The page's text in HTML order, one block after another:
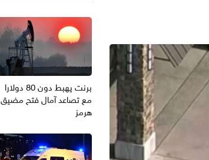
برنت يهبط دون 80 دولارا
مع تصاعد آمال فتح مضيق
هرمز